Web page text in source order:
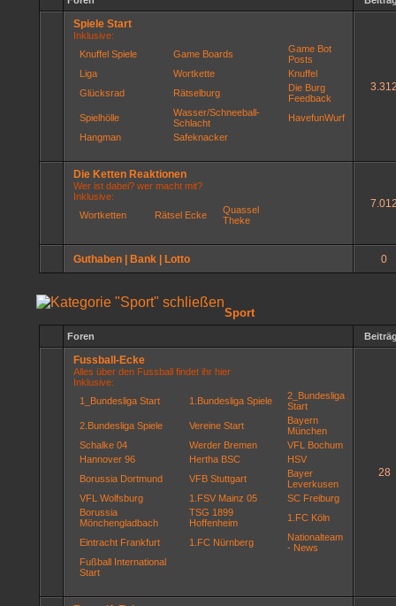
Spiele Start
Inklusive:
Knuffel Spiele
Game Boards
Game Bot
Posts
Liga
Wortkette
Knuffel
Glücksrad
Rätselburg
Die Burg
Feedback
Spielhölle
Wasser/Schneeball-
Schlacht
HavefunWurf
Hangman
Safeknacker
Die Ketten Reaktionen
Wer ist dabei? wer macht mit?
Inklusive:
Wortketten
Rätsel Ecke
Quassel
Theke
Guthaben | Bank | Lotto 0
Sport
Foren
Fussball-Ecke
Alles über den Fussball findet ihr hier
Inklusive:
1_Bundesliga Start
1.Bundesliga Spiele
2_Bundesliga
Start
2.Bundesliga Spiele
Vereine Start
Bayern
München
Schalke 04
Werder Bremen
VFL Bochum
Hannover 96
Hertha BSC
HSV
Borussia Dortmund
VFB Stuttgart
Bayer
Leverkusen
VFL Wolfsburg
1.FSV Mainz 05
SC Freiburg
Borussia
Mönchengladbach
TSG 1899
Hoffenheim
1.FC Köln
Eintracht Frankfurt 1.FC Nürnberg
Nationalteam
- News
Fußball International
Start
28